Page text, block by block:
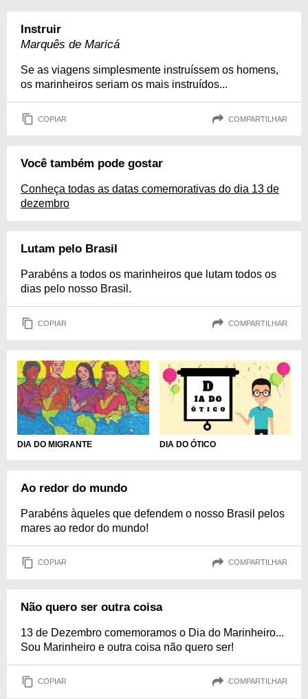
Instruir
Marquês de Maricá
Se as viagens simplesmente instruíssem os homens,
os marinheiros seriam os mais instruídos...
COPIAR COMPARTILHAR
Você também pode gostar
Conheça todas as datas comemorativas do dia 13 de
dezembro
Lutam pelo Brasil
Parabéns a todos os marinheiros que lutam todos os
dias pelo nosso Brasil.
COPIAR COMPARTILHAR
DIA DO MIGRANTE DIA DO ÓTICO
Ao redor do mundo
Parabéns àqueles que defendem o nosso Brasil pelos
mares ao redor do mundo!
COPIAR COMPARTILHAR
Não quero ser outra coisa
13 de Dezembro comemoramos o Dia do Marinheiro...
Sou Marinheiro e outra coisa não quero ser!
COPIAR COMPARTILHAR